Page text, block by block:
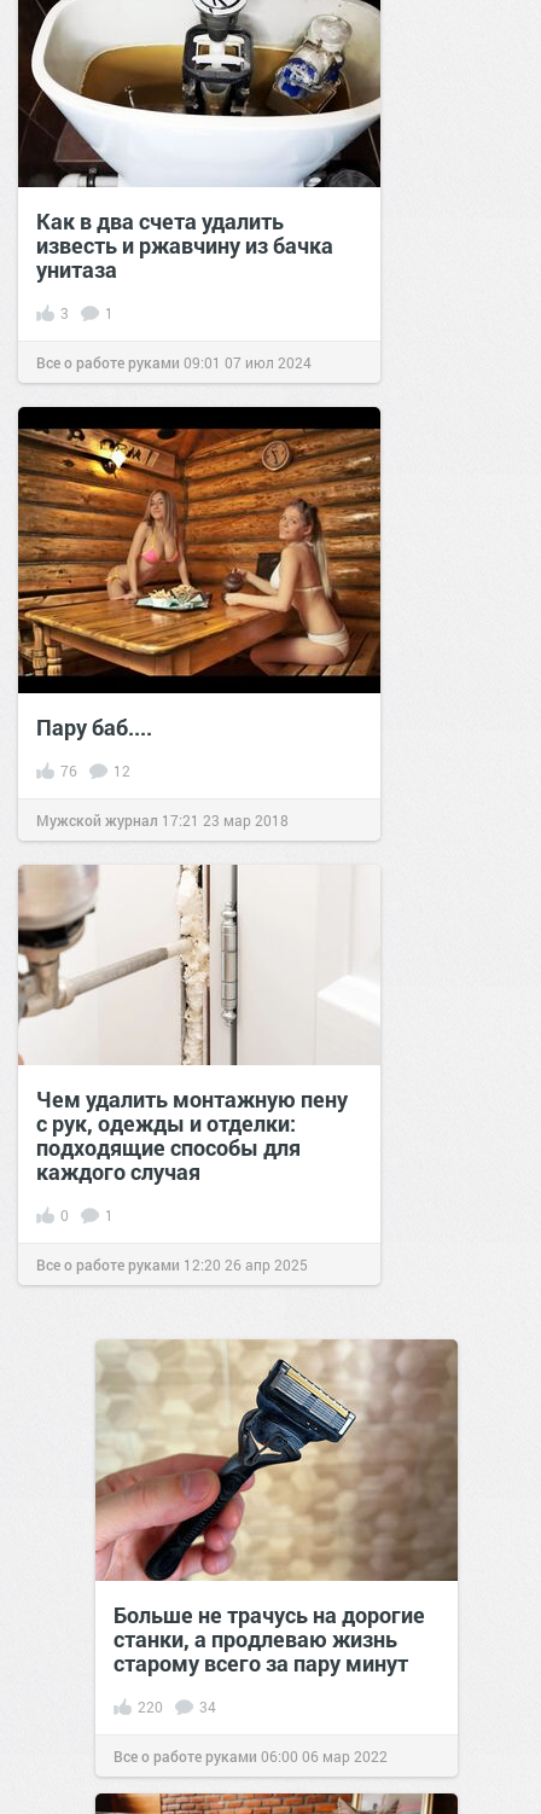
Как в два счета удалить
известь и ржавчину из бачка
унитаза
3 1
Все о работе руками 09:01 07 июл 2024
Пару баб....
76 12
Мужской журнал 17:21 23 мар 2018
Чем удалить монтажную пену
с рук, одежды и отделки:
подходящие способы для
каждого случая
0 1
Все о работе руками 12:20 26 апр 2025
Больше не трачусь на дорогие
станки, а продлеваю жизнь
старому всего за пару минут
220 34
Все о работе руками 06:00 06 мар 2022